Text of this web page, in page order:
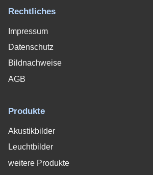
Rechtliches
Impressum
Datenschutz
Bildnachweise
AGB
Produkte
Akustikbilder
Leuchtbilder
weitere Produkte